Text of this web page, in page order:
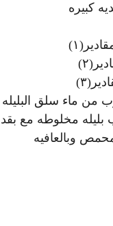
كبيره
ماء سلق البليله
ب بليله مخلوطه مع
وبالعافيه